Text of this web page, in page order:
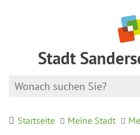
Stadt
Startseite Meine Stadt